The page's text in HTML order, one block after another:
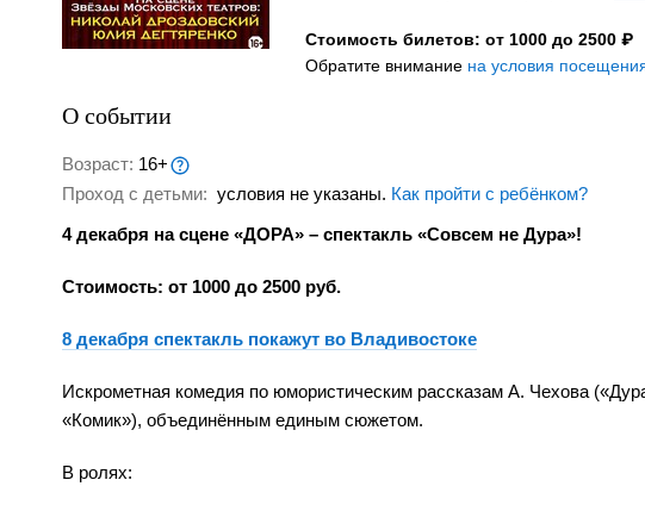
Стоимость билетов: от 1000 до 2500 ₽
Обратите внимание на условия
О событии
Возраст: 16+
Проход с детьми: условия не указаны. Как пройти с ребёнком?
4 декабря на сцене «ДОРА» – спектакль «Совсем не Дура»!
Стоимость: от 1000 до 2500 руб.
8 декабря спектакль покажут во Владивостоке
Искрометная комедия по юмористическим рассказам А. Чехова
«Комик»), объединённым единым сюжетом.
В ролях: